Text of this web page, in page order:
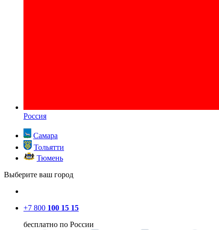
Россия
Самара
Тольятти
Тюмень
Выберите ваш город
+7 800 100 15 15
бесплатно по России